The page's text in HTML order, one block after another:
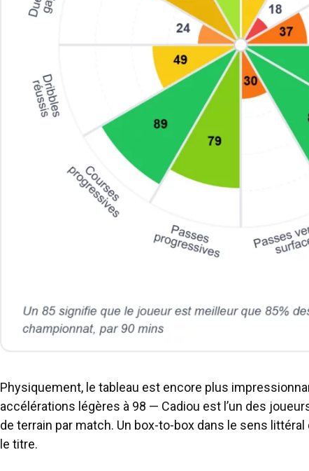
Physiquement, le tableau est encore plus
accélérations légères à 98 — Cadiou est l’un des
de terrain par match. Un box-to-box dans le sens
le titre.